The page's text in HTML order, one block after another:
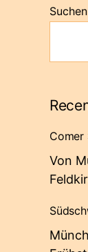
Suchen
Comer
Von